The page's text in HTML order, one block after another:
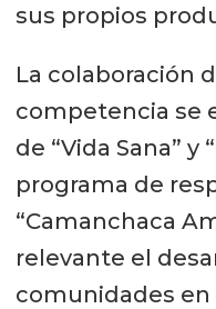
sus propios
La colaboración
competencia se
de “Vida Sana” y
programa de
“Camanchaca
relevante el
comunidades en